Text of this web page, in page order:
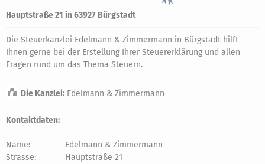
Hauptstraße 21 in 63927 Bürgstadt
Die Steuerkanzlei Edelmann & Zimmermann in Bürgstadt hilft
Ihnen gerne bei der Erstellung Ihrer Steuererklärung und allen
Fragen rund um das Thema Steuern.
Die Kanzlei: Edelmann & Zimmermann
Kontaktdaten:
Name:
Edelmann & Zimmermann
Strasse:
Hauptstraße 21